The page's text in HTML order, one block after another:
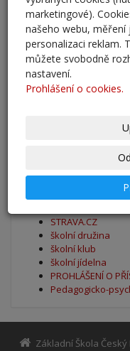
Zahájení školního
27. 8. 2025
Výsledky - přestup
30. 5. 2025
Naše škola -
STRAVA.CZ
školní družina
školní klub
školní jídelna
PROHLÁŠENÍ O
Pedagogicko-
Základní Škola
marketingové).
našeho webu, měření
personalizaci reklam.
můžete svobodně
nastavení.
Prohlášení o cookies.